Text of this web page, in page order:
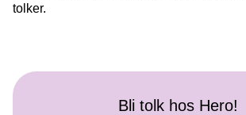
tolker.
Bli tolk hos Hero!